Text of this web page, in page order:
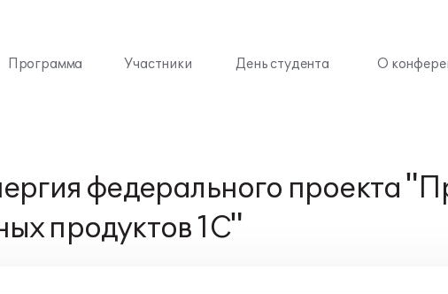
Программа Участники День студента О
федерального проекта
продуктов 1С"